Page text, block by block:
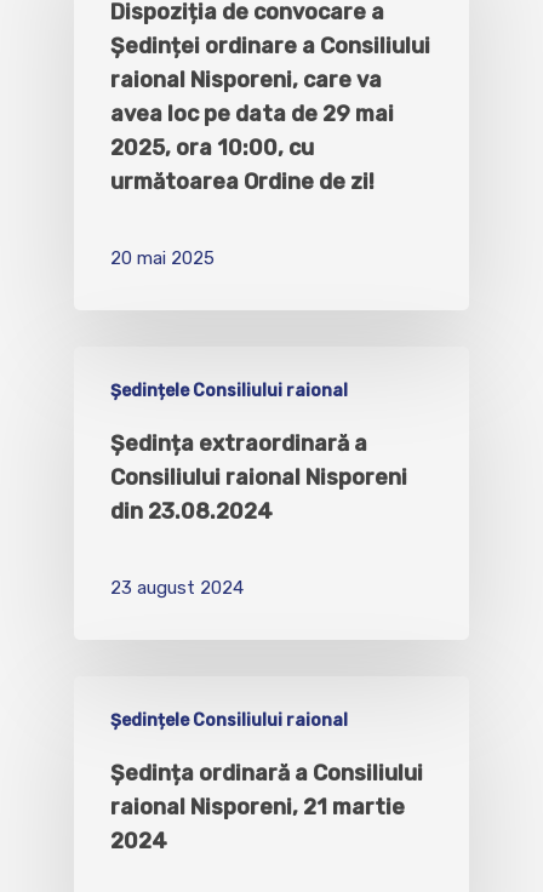
Dispoziția de convocare a
Ședinței ordinare a Consiliului
raional Nisporeni, care va
avea loc pe data de 29 mai
2025, ora 10:00, cu
următoarea Ordine de zi!
20 mai 2025
Ședințele Consiliului raional
Şedința extraordinară a
Consiliului raional Nisporeni
din 23.08.2024
23 august 2024
Ședințele Consiliului raional
Şedința ordinară a Consiliului
raional Nisporeni, 21 martie
2024